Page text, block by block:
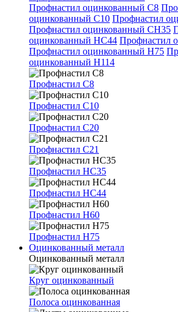
Профнастил оцинкованный С8
оцинкованный С10 Профнастил
Профнастил оцинкованный СН35
оцинкованный НС44 Профнастил
Профнастил оцинкованный Н75
оцинкованный Н114
Профнастил С8
Профнастил С10
Профнастил С20
Профнастил С21
Профнастил НС35
Профнастил НС44
Профнастил Н60
Профнастил Н75
Оцинкованный металл
Оцинкованный металл
Круг оцинкованный
Полоса оцинкованная